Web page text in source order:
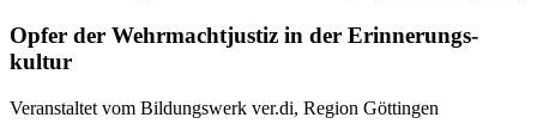
Opfer der Wehrmacht­justiz in der Erinnerungs­
kultur
Veranstaltet vom Bildungs­werk ver.di, Region Göttingen